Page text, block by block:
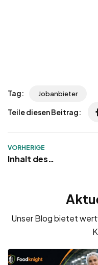
Tag: Jobanbieter
Teile diesen Beitrag:
VORHERIGE
Inhalt des
Unser Blog bietet